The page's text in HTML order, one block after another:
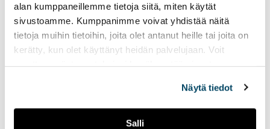
alan kumppaneillemme tietoja siitä, miten käytät
sivustoamme. Kumppanimme voivat yhdistää näitä
tietoja muihin tietoihin, joita olet antanut heille tai joita on
kerätty, kun olet käyttänyt heidän palvelujaan. Voit
Näytä tiedot
Salli